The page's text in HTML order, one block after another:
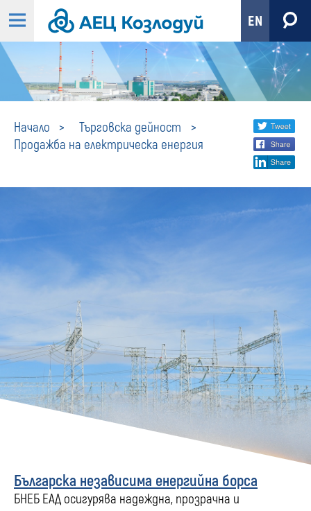
EN
Начало
Търговска дейност
Продажба на електрическа енергияПродажба
електрическа
енергия
Share
social
media
Българска независима енергийна борса
БНЕБ ЕАД осигурява надеждна, прозрачна и